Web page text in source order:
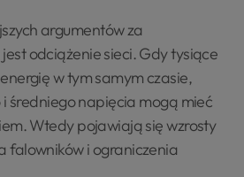
argumentów za
odciążenie sieci. Gdy tysiące
w tym samym czasie,
i średniego napięcia mogą mieć
Wtedy pojawiają się wzrosty
falowników i ograniczenia